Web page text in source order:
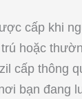
cấp khi
hoặc
cấp thông
bạn đang